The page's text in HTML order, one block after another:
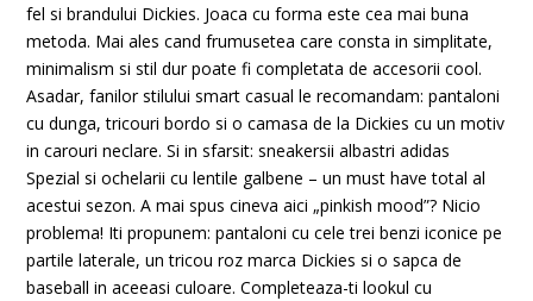
fel si brandului Dickies. Joaca cu forma este cea mai buna
metoda. Mai ales cand frumusetea care consta in simplitate,
minimalism si stil dur poate fi completata de accesorii cool.
Asadar, fanilor stilului smart casual le recomandam: pantaloni
cu dunga, tricouri bordo si o camasa de la Dickies cu un motiv
in carouri neclare. Si in sfarsit: sneakersii albastri adidas
Spezial si ochelarii cu lentile galbene – un must have total al
acestui sezon. A mai spus cineva aici „pinkish mood”? Nicio
problema! Iti propunem: pantaloni cu cele trei benzi iconice pe
partile laterale, un tricou roz marca Dickies si o sapca de
baseball in aceeasi culoare. Completeaza-ti lookul cu